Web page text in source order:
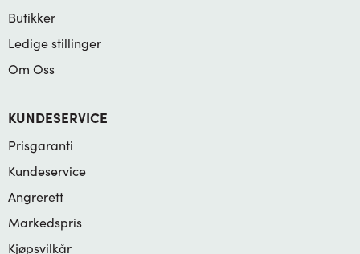
Butikker
Ledige stillinger
Om Oss
KUNDESERVICE
Prisgaranti
Kundeservice
Angrerett
Markedspris
Kjøpsvilkår